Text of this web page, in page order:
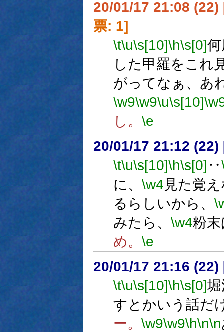
20/01/17 21:08 (22)
票: 1]
\t\u\s[10]\h\s[0]
した甲羅をこれ
がってなぁ、あ
\w9\w9\u\s[10]
し。 \e
20/01/17 21:12 (22)
\t\u\s[10]\h\s[0] ‥
に、 \w4 見た覚
るらしいから、
みたら、 \w4粉
め。 \e
20/01/17 21:16 (22)
\t\u\s[10]\h\s[0]
すとかいう話だ
ー。 \w9\w9\h\n\n